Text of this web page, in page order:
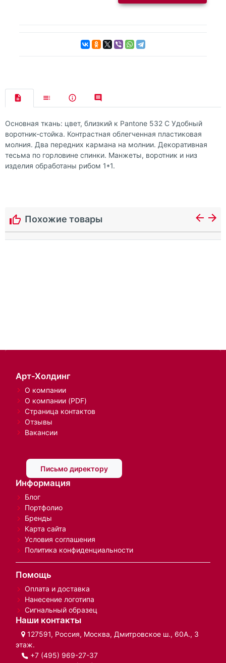
Основная ткань: цвет, близкий к Pantone 532 C Удобный
воротник-стойка. Контрастная облегченная пластиковая
молния. Два передних кармана на молнии. Декоративная
тесьма по горловине спинки. Манжеты, воротник и низ
изделия обработаны рибом 1*1.
Похожие товары
Арт-Холдинг
О компании
О компании (PDF)
Страница контактов
Отзывы
Вакансии
Письмо директору
Информация
Блог
Портфолио
Бренды
Карта сайта
Условия соглашения
Политика конфиденциальности
Помощь
Оплата и доставка
Нанесение логотипа
Сигнальный образец
Наши контакты
127591, Россия, Москва, Дмитровское ш., 60А., 3
этаж.
+7 (495) 969-27-37